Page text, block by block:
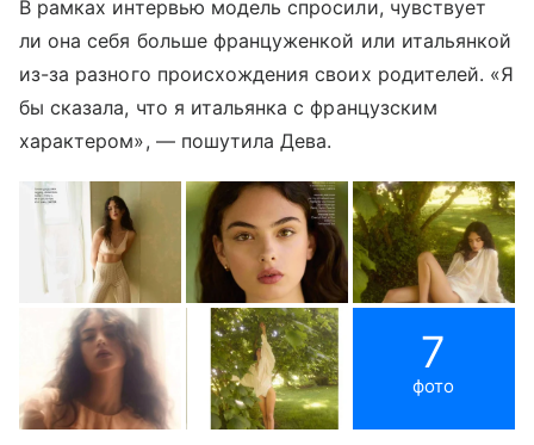
В рамках интервью модель спросили, чувствует
ли она себя больше француженкой или итальянкой
из-за разного происхождения своих родителей. «Я
бы сказала, что я итальянка с французским
характером», — пошутила Дева.
7
фото